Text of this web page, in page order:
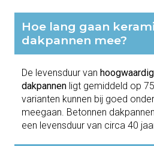
Hoe lang gaan
dakpannen mee?
De levensduur van
dakpannen ligt gemiddeld op
varianten kunnen bij goed
meegaan. Betonnen
een levensduur van circa 40